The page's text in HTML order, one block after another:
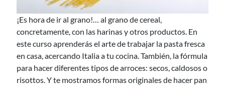
¡Es hora de ir al grano!… al grano de cereal,
concretamente, con las harinas y otros productos. En
este curso aprenderás el arte de trabajar la pasta fresca
en casa, acercando Italia a tu cocina. También, la fórmula
para hacer diferentes tipos de arroces: secos, caldosos o
risottos. Y te mostramos formas originales de hacer pan